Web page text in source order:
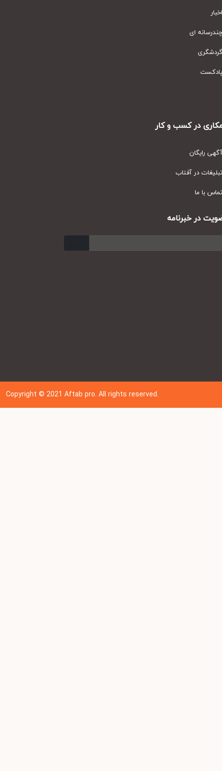
ای
در کسب و کار
رایگان
در آفتاب
با ما
در خبرنامه
Copyright © 202 1Aftab pro. All rights reserved.